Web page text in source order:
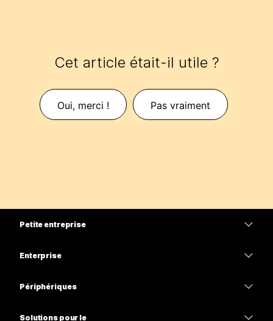
Cet article était-il utile ?
Oui, merci ! Pas vraiment
Petite entreprise
Enterprise
Périphériques
Solutions pour le